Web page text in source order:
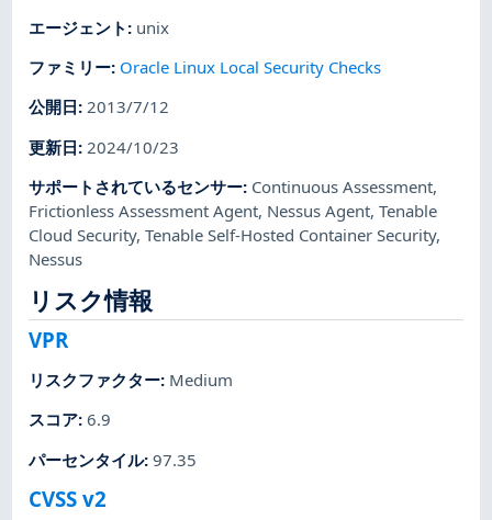
エージェント : unix
ファミリー: Oracle Linux Local Security Checks
公開日:2013/7/12
更新日: 2024/10/23
サポートされているセンサー: Continuous Assessment,
Frictionless Assessment Agent, Nessus Agent,Tenable
Cloud Security,Tenable Self-Hosted Container Security,
Nessus
リスク情報
VPR
リスクファクター: Medium
スコア:6.9
パーセンタイル:97.35
CVSS v2